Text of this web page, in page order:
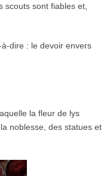
scouts sont fiables et,
dire : le devoir envers
la fleur de lys
noblesse, des statues et